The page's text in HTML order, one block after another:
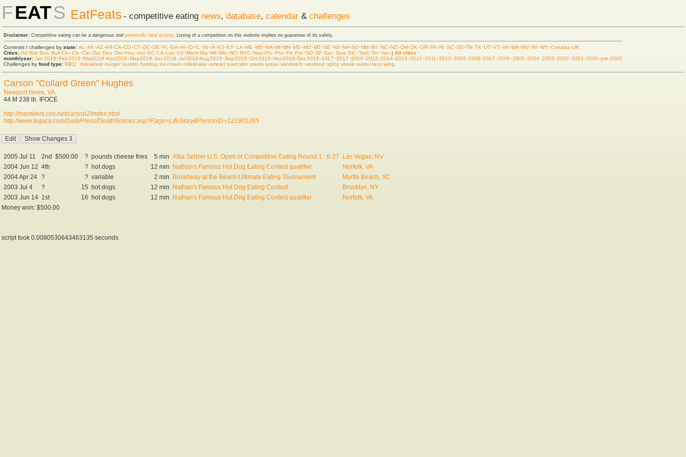
FEATS EatFeats - competitive eating news, database, calendar & challenges
Disclaimer: Competitive eating can be a dangerous and potentially fatal activity. Listing of a competition on this website implies no guarantee of its safety.
Contests / challenges by state: AL ·AK ·AZ·AR·CA·CO·CT·DC·DE ·FL ·GA·HI ·ID·IL ·IN·IA·KS·KY·LA·ME ·MD·MA·MI·MN·MS·MO·MT·NE ·NV·NH·NJ·NM·NY·NC·ND·OH·OK ·OR·PA·RI ·SC·SD·TN·TX ·UT·VT·VA·WA·WV·WI ·WY·Canada ·UK
Cities: Atl·Bal·Bos·Buf·Chi·Cin ·Cle ·Dal·Den ·Det·Hou ·Ind ·KC·LA·Lon ·LV·Mem·Mia ·Mil·Min ·NO·NYC·Nas·Phi·Phx·Pit·Por·SD·SF·Sac·Sea ·StL ·Tam·Tor·Van | All cities
month/year: Jan 2019 ·Feb 2019 ·Mar 2019 ·Apr 2019 ·May 2019 ·Jun 2019 ·Jul 2019·Aug 2019 ·Sep 2019 ·Oct 2019 ·Nov 2019·Dec 2019 ·2017 ·2017 ·2016 ·2015 ·2014·2013 ·2012 ·2011 ·2010·2009 ·2008 ·2007 ·2006 ·2005 ·2004·2003 ·2002 ·2001 ·2000·pre-2000
Challenges by food type: BBQ · breakfast·burger·burrito·hot dog ·ice cream·milkshake ·omelet·pancake ·pasta ·pizza ·sandwich ·seafood ·spicy·steak·sushi·taco·wing
Carson "Collard Green" Hughes
Newport News, VA
44 M 238 lb. IFOCE
http://members.cox.net/carson2/index.html
http://www.legacy.com/DailyPress/DeathNotices.asp?Page=LifeStory&PersonID=121901265
2005 Jul 11 2nd $500.00 ? pounds cheese fries 5 min Alka Seltzer U.S. Open of Competitive Eating Round 1 : 6-27 Las Vegas, NV
2004 Jun 12 4th ? hot dogs 12 min Nathan's Famous Hot Dog Eating Contest qualifier
Norfolk, VA
2004 Apr 24 ? ? variable 2 min Broadway at the Beach Ultimate Eating Tournament
Myrtle Beach, SC
2003 Jul 4
? 15 hot dogs 12 min Nathan's Famous Hot Dog Eating Contest
Brooklyn, NY
2003 Jun 14 1st 16 hot dogs 12 min Nathan's Famous Hot Dog Eating Contest qualifier
Norfolk, VA
Money won: $500.00
script took 0.0080530643463135 seconds